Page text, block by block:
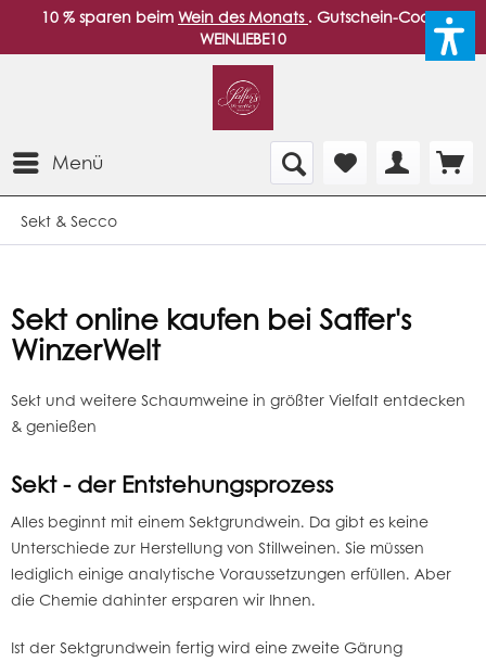
10 % sparen beim Wein des Monats . Gutschein-Code:
WEINLIEBE10
Menü
Sekt & Secco
Sekt online kaufen bei Saffer's
WinzerWelt
Sekt und weitere Schaumweine in größter Vielfalt entdecken
& genießen
Sekt - der Entstehungsprozess
Alles beginnt mit einem Sektgrundwein. Da gibt es keine
Unterschiede zur Herstellung von Stillweinen. Sie müssen
lediglich einige analytische Voraussetzungen erfüllen. Aber
die Chemie dahinter ersparen wir Ihnen.
Ist der Sektgrundwein fertig wird eine zweite Gärung